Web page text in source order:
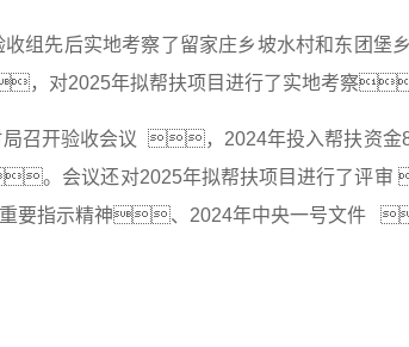
先后实地考察了留家庄乡坡水村和东团
，对2025年拟帮扶项目进行了实地考察
局召开验收会议  ，2024年投入帮扶
。会议还对2025年拟帮扶项目进行了评
重要指示精神、2024年中央一号文件